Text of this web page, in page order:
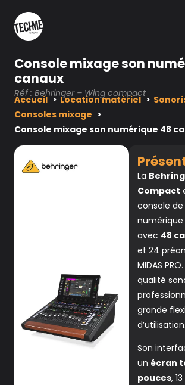
Console mixage son
canaux
Réf : Behringer – Wing compact
Accueil Location matériel
Consoles mixage
Console mixage son numérique 48
La
Compact
console
avec 48
et 24
MIDAS
qualité
grande
d’utilisation.
Son
un écran
pouces,